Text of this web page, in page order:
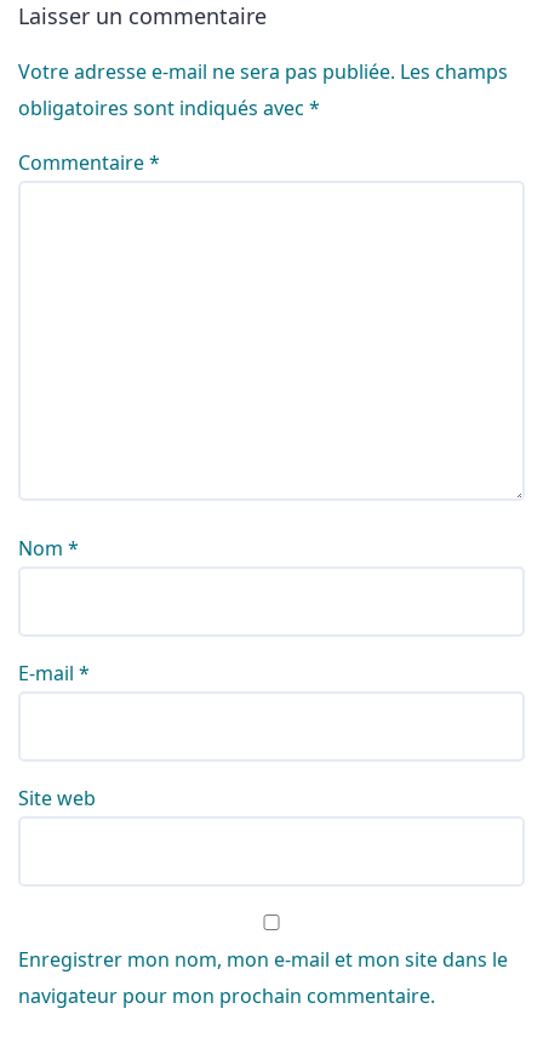
Laisser un commentaire
Votre adresse e-mail ne sera pas publiée. Les champs
obligatoires sont indiqués avec *
Commentaire*
Nom *
E-mail *
Site web
Enregistrer mon nom, mon e-mail et mon site dans le
navigateur pour mon prochain commentaire.